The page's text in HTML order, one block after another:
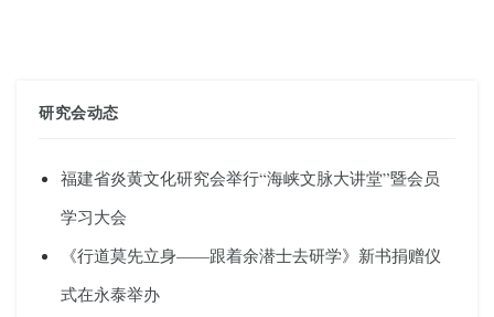
研究会动态
福建省炎黄文化研究会举行“海峡文脉大讲堂”暨会员
学习大会
《行道莫先立身——跟着余潜士去研学》新书捐赠仪
式在永泰举办